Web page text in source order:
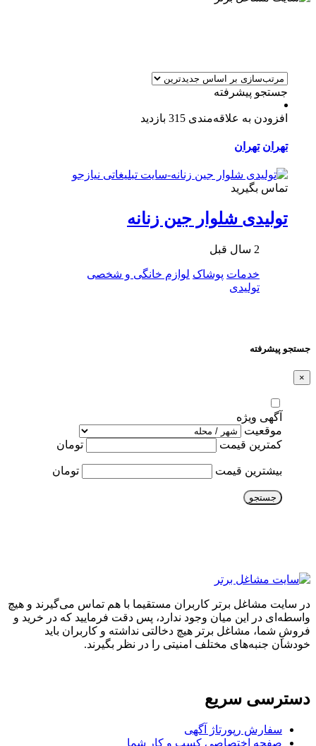
جستجو پیشرفته
افزودن به علاقه‌مندی 315 بازدید
تهران تهران
تماس بگیرید
تولیدی شلوار جین زنانه
2 سال قبل
خدمات پوشاک لوازم خانگی و شخصی
تولیدی
جستجو پیشرفته
×
آگهی ویژه
موقعیت
کمترین قیمت
تومان
بیشترین قیمت تومان
جستجو
در سایت مشاغل برتر کاربران مستقیما با هم تماس می‌گیرند و هیچ
واسطه‌ای در این میان وجود ندارد، پس دقت فرمایید که در خرید و
فروشِ شما، مشاغل برتر هیچ دخالتی نداشته و کاربران باید
خودشان جنبه‌های مختلف امنیتی را در نظر بگیرند.
دسترسی سریع
سفارش رپورتاژ آگهی
صفحه اختصاصی کسب و کار شما